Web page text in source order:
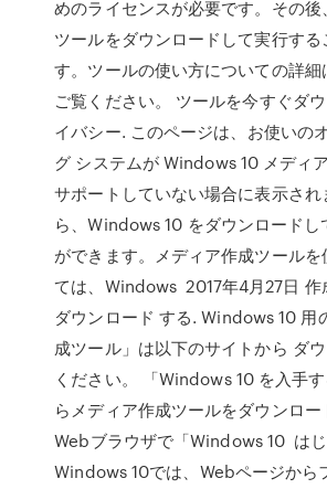
めのライセンスが必要です。その
ツールをダウンロードして実行する
す。ツールの使い方についての詳細
ご覧ください。 ツールを今すぐダ
イバシー. このページは、お使いの
グ システムが Windows 10 メディ
サポートしていない場合に表示され
ら、Windows 10 をダウンロードし
ができます。メディア作成ツールを
ては、Windows 2017年4月27日 作
ダウンロード する. Windows 10 用
成ツール」は以下のサイトから ダ
ください。 「Windows 10 を入手
らメディア作成ツールをダウンロー
Webブラウザで「Windows 10 は
Windows 10では、Webページから